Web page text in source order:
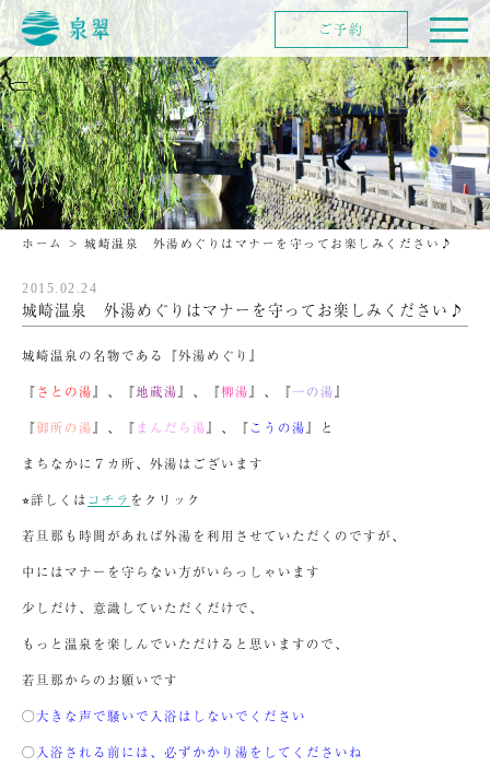
ホーム > 城崎温泉 外湯めぐりはマナーを守ってお楽しみください♪
2015.02.24
城崎温泉 外湯めぐりはマナーを守ってお楽しみください♪
城崎温泉の名物である『外湯めぐり』
『さとの湯 』、『地蔵湯 』、『柳湯 』、『一の湯 』
『御所の湯 』、『 まんだら湯 』、『こうの湯 』と
まちなかに７カ所、外湯はございます
⭐︎詳しくは コチラ をクリック
若旦那も時間があれば外湯を利用させていただくのですが、
中にはマナーを守らない方がいらっしゃいます
少しだけ、意識していただくだけで、
もっと温泉を楽しんでいただけると思いますので、
若旦那からのお願いです
◯大きな声で騒いで入浴はしないでください
◯ 入浴される前には、必ずかかり湯をしてくださいね
ご予約